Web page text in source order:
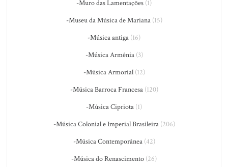
-Muro das Lamentações (1)
-Museu da Música de Mariana(15)
-Música antiga (16)
-Música Armênia(3)
-Música Armorial(12)
-Música Barroca Francesa(120)
-Música Cipriota (1)
-Música Colonial e Imperial Brasileira(206)
-Música Contemporânea(42)
-Música do Renascimento (26)